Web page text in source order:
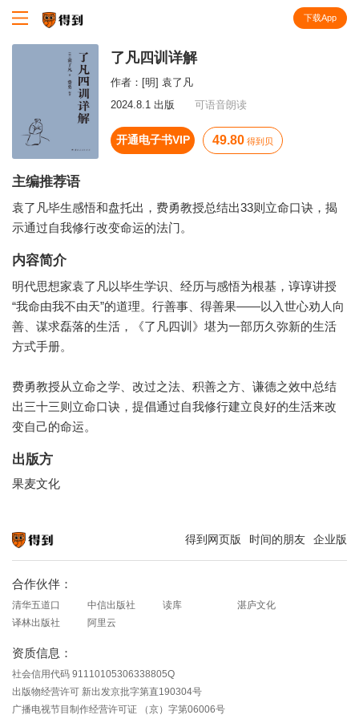
下载App
了凡四训详解
作者： [明] 袁了凡
2024.8.1 出版
可语音朗读
开通电子书VIP 49.80 得到贝
主编推荐语
袁了凡毕生感悟和盘托出，费勇教授总结出33则立命口诀，揭
示通过自我修行改变命运的法门。
内容简介
明代思想家袁了凡以毕生学识、经历与感悟为根基，谆谆讲授
“我命由我不由天”的道理。行善事、得善果——以入世心劝人向
善、谋求磊落的生活，《了凡四训》堪为一部历久弥新的生活
方式手册。
费勇教授从立命之学、改过之法、积善之方、谦德之效中总结
出三十三则立命口诀，提倡通过自我修行建立良好的生活来改
变自己的命运。
出版方
果麦文化
得到网页版 时间的朋友 企业版
合作伙伴：
清华五道口 中信出版社 读库
湛庐文化
译林出版社
阿里云
资质信息：
社会信用代码 91110105306338805Q
出版物经营许可 新出发京批字第直190304号
广播电视节目制作经营许可证 （京）字第06006号